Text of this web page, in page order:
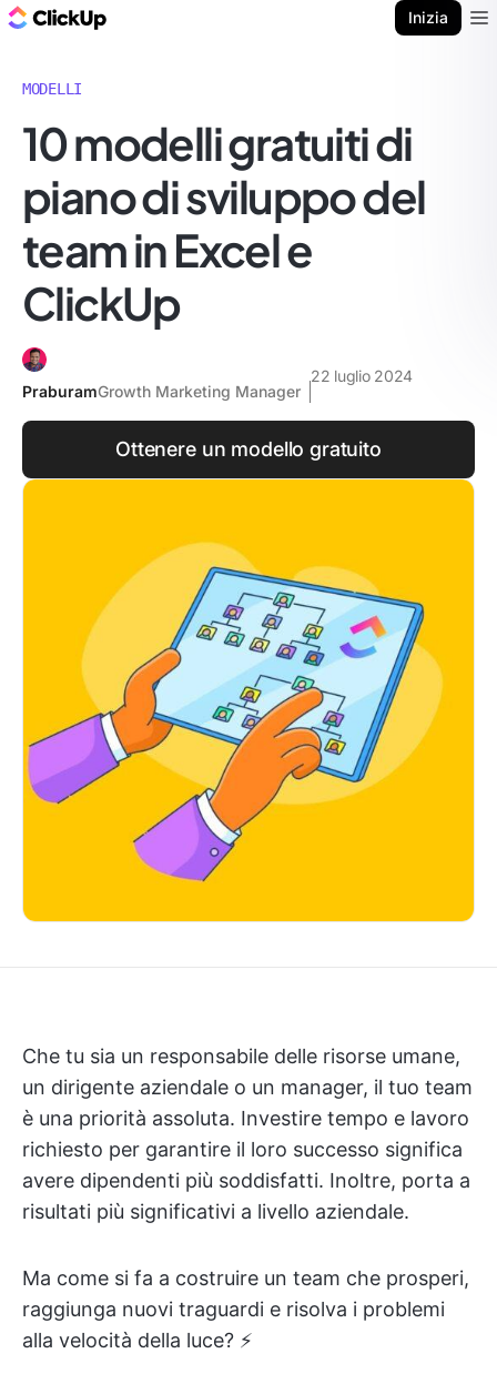
Inizia
MODELLI
10 modelli gratuiti di
piano di sviluppo del
team in Excel e
ClickUp
PraburamGrowth Marketing Manager
22 luglio 2024
Ottenere un modello gratuito
Che tu sia un responsabile delle risorse umane,
un dirigente aziendale o un manager, il tuo team
è una priorità assoluta. Investire tempo e lavoro
richiesto per garantire il loro successo significa
avere dipendenti più soddisfatti. Inoltre, porta a
risultati più significativi a livello aziendale.
Ma come si fa a costruire un team che prosperi,
raggiunga nuovi traguardi e risolva i problemi
alla velocità della luce? ⚡